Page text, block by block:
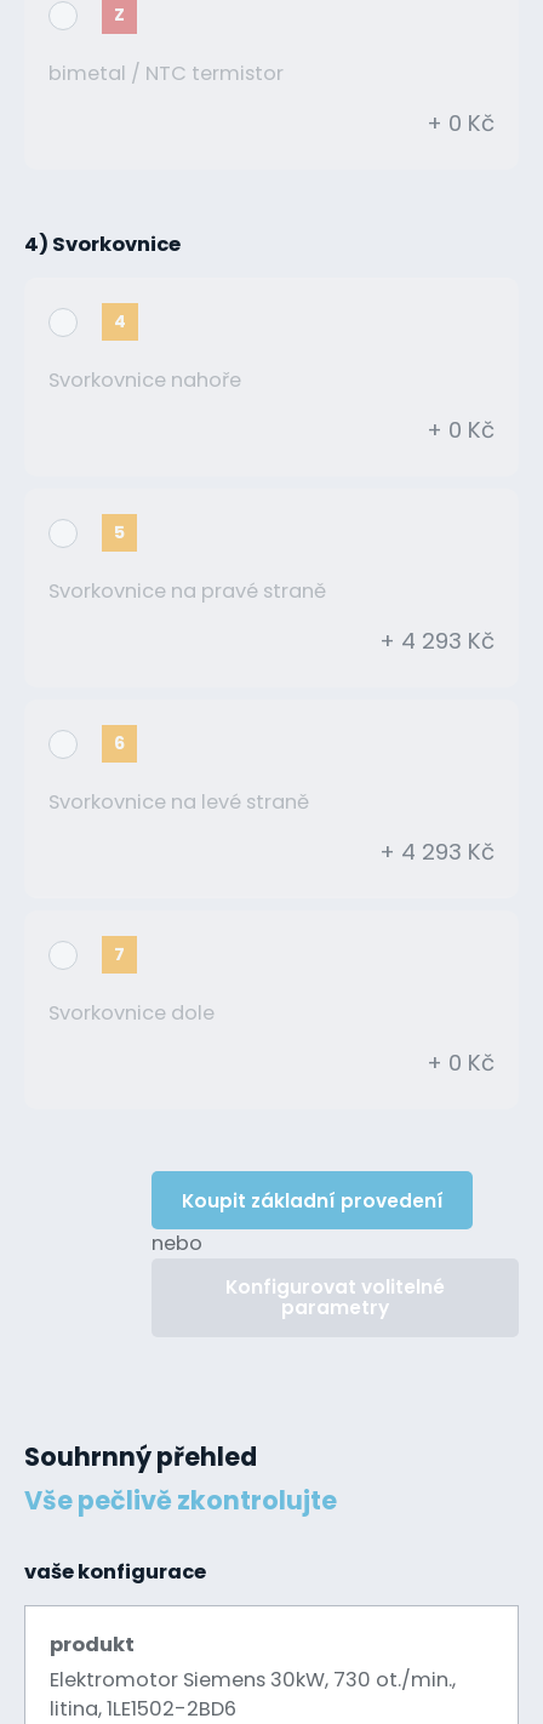
Z
bimetal / NTC termistor
+ 0 Kč
4) Svorkovnice
4
Svorkovnice nahoře
+ 0 Kč
5
Svorkovnice na pravé straně
+ 4 293 Kč
6
Svorkovnice na levé straně
+ 4 293 Kč
7
Svorkovnice dole
+ 0 Kč
Koupit základní provedení
nebo
Konfigurovat volitelné
parametry
Souhrnný přehled
Vše pečlivě zkontrolujte
vaše konfigurace
produkt
Elektromotor Siemens 30kW, 730 ot./min.,
litina, 1LE1502-2BD6